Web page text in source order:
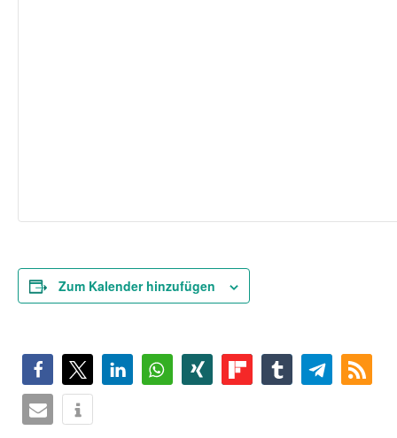
Zum Kalender hinzufügen